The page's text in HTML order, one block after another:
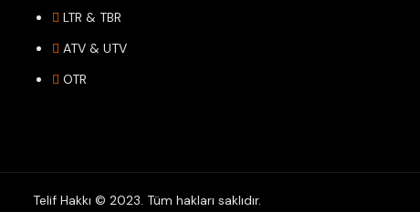
LTR & TBR
ATV & UTV
OTR
Telif Hakkı © 2023. Tüm hakları saklıdır.